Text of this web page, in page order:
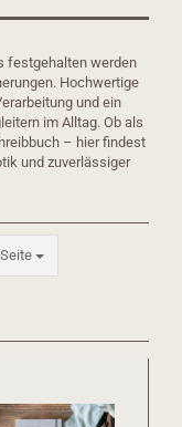
festgehalten werden
Hochwertige
und ein
im Alltag. Ob als
– hier findest
und zuverlässiger